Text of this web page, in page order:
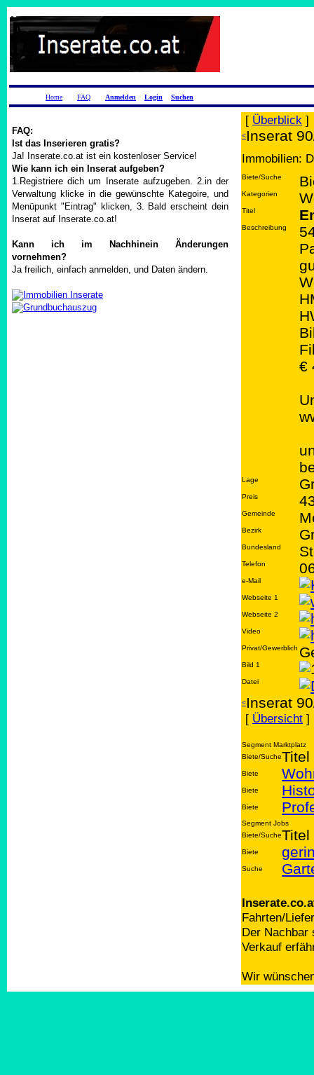
Home FAQ Anmelden Login Suchen
FAQ:
Ist das Inserieren gratis?
Ja! Inserate.co.at ist ein kostenloser Service!
Wie kann ich ein Inserat aufgeben?
1.Registriere dich um Inserate aufzugeben. 2.in der
Verwaltung klicke in die gewünschte Kategoire, und
Menüpunkt "Eintrag" klicken, 3. Bald erscheint dein
Inserat auf Inserate.co.at!
Kann ich im Nachhinein Änderungen
vornehmen?
Ja freilich, einfach anmelden, und Daten ändern.
[ Überblick
<Inserat
Immobilien:
Biete/Suche
Kategorien
Titel
Beschreibung
€
Lage
Preis
Gemeinde
Bezirk
Bundesland
Telefon
e-Mail
Webseite 1
Webseite 2
Video
Privat/Gewerblich
Bild 1
Datei
<Inserat
[ Übersicht
Segment Marktplatz
Biete/SucheTitel
Biete
Biete
Biete
Segment Jobs
Biete/SucheTitel
Biete
Suche
Fahrten/
Der Nachbar
Verkauf
Wir